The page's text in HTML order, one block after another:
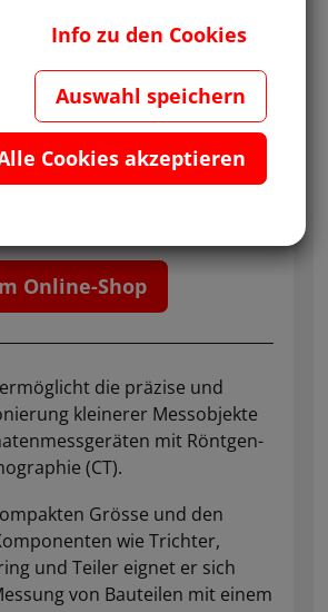
und Fixierung kleinerer
Online-Shop
ermöglicht die präzise und
kleinerer Messobjekte
mit Röntgen-
(CT).
Grösse und den
wie Trichter,
und Teiler eignet er sich
von Bauteilen mit einem
Info zu den Cookies
Auswahl speichern
Cookies akzeptieren